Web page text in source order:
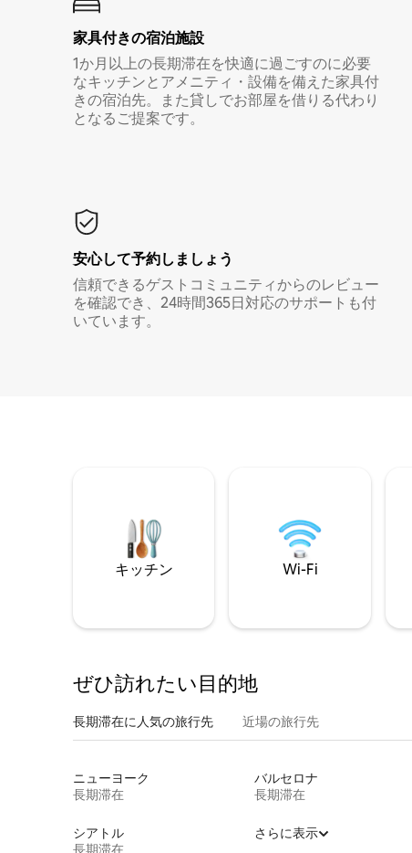
家具付き⁠の宿⁠泊⁠施⁠設
1か月以上の長期滞在を快適に過ごすのに必要
なキッチンとアメニティ・設備を備えた家具付
きの宿泊先。また貸しでお部屋を借りる代わり
となるご提案です。
安心して予約しましょう
信頼できるゲストコミュニティからのレビュー
を確認でき、24時間365日対応のサポートも付
いています。
キッチン Wi-Fi
ぜひ訪⁠れ⁠た⁠い目⁠的⁠地
長期滞在に人気の旅行先 近場の旅行先
ニューヨーク
長期滞在
バルセロナ
長期滞在
シアトル
長期滞在
さらに表示